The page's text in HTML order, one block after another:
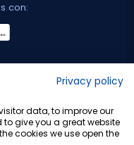
con:
Privacy policy
data, to improve our
give you a great website
cookies we use open the